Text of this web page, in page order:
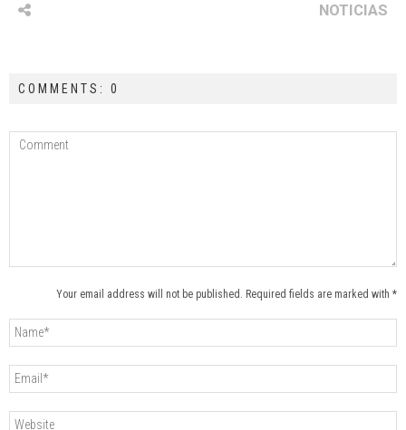
NOTICIAS
COMMENTS: 0
Your email address will not be published. Required fields are marked with *